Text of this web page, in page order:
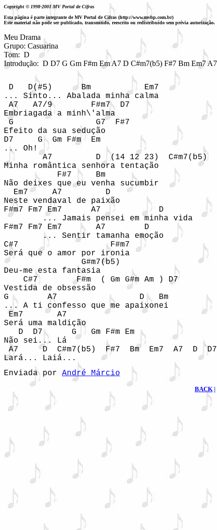
Copyright © 1998-2001 MV Portal de Cifras
Esta página é parte integrante de MV Portal de Cifras (http://www.mvhp.com.br)
Este material não pode ser publicado, transmitido, reescrito ou redistribuído sem prévia autorização.
Meu Drama
Grupo: Casuarina
Tom:  D
Introdução:  D D7 G Gm F#m Em A7 D C#m7(b5) F#7 Bm Em7
D   D(#5)      Bm           Em7
... Sinto... Abalada minha calma
A7   A7/9        F#m7  D7
Embriagada a minh\'alma
G                 G7  F#7
Efeito da sua sedução
D7     G  Gm F#m  Em
... Oh!
        A7         D  (14 12 23)  C#m7(b5)
Minha romântica senhora tentação
           F#7     Bm
Não deixes que eu venha sucumbir
  Em7     A7         D
Neste vendaval de paixão
F#m7 Fm7 Em7      A7            D
        ... Jamais pensei em minha vida
F#m7 Fm7 Em7       A7        D
        ... Sentir tamanha emoção
C#7                   F#m7
Será que o amor por ironia
                G#m7(b5)
Deu-me esta fantasia
    C#7        F#m  ( Gm G#m Am ) D7
Vestida de obsessão
G        A7                 D   Bm
... A ti confesso que me apaixonei
Em7       A7
Será uma maldição
   D  D7      G   Gm F#m Em
Não sei... Lá
A7     D  C#m7(b5)  F#7  Bm  Em7  A7  D
Enviada por André Márcio
BACK |